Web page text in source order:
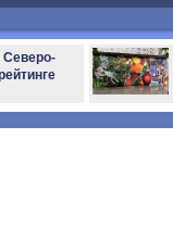
Северо-